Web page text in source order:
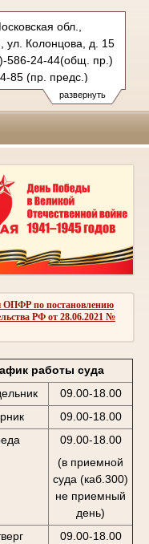
развернуть
обл.,
ул. Колонцова, д. 15
586-24-44(общ. пр.)
85 (пр. предс.)
ОПФР по постановлению
РФ от 28.06.2021 №
работы суда
09.00-18.00
09.00-18.00
09.00-18.00
(в приемной
суда (каб.300)
не приемный
день)
09.00-18.00